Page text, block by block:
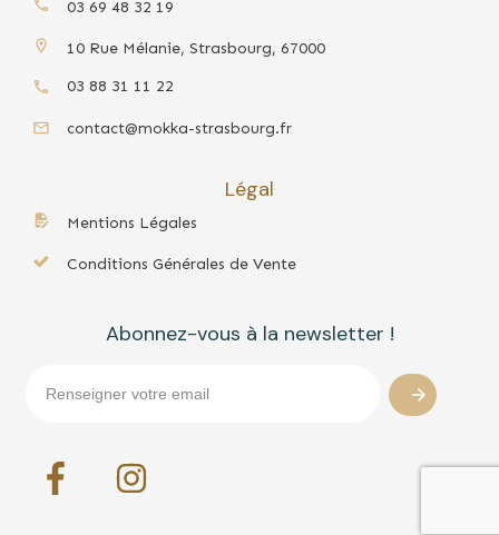
03 69 48 32 19
10 Rue Mélanie, Strasbourg, 67000
03 88 31 11 22
contact@mokka-strasbourg.fr
Légal
Mentions Légales
Conditions Générales de Vente
Abonnez-vous à la newsletter !